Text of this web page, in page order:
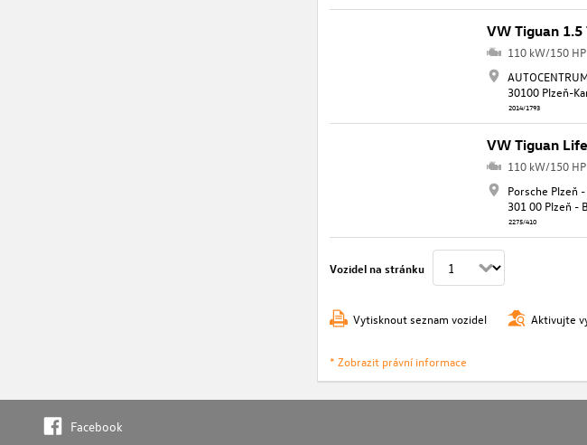
VW Tiguan
110 kW/150 HP
30100 Plzeň-
2014/1793
VW Tiguan
110 kW/150 HP
Porsche Plzeň
301 00 Plzeň -
2275/410
Vozidel na stránku
Vytisknout seznam vozidel Aktivujte
* Zobrazit právní informace
Facebook